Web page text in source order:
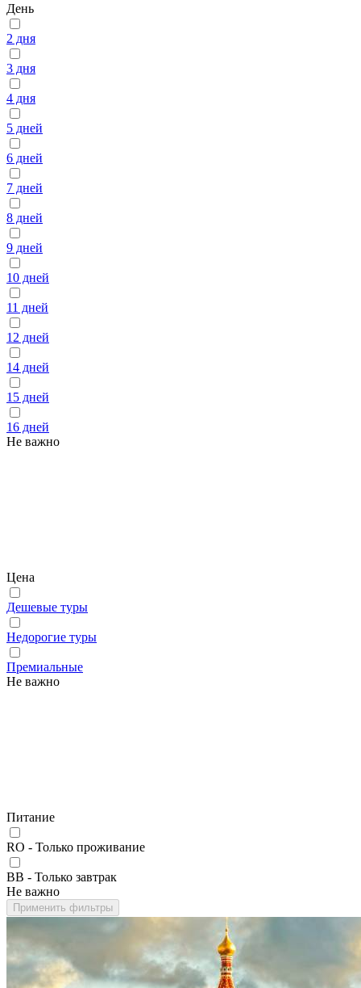
День
2 дня
3 дня
4 дня
5 дней
6 дней
7 дней
8 дней
9 дней
10 дней
11 дней
12 дней
14 дней
15 дней
16 дней
Не важно
Цена
Дешевые туры
Недорогие туры
Премиальные
Не важно
Питание
RO - Только проживание
BB - Только завтрак
Не важно
Применить фильтры